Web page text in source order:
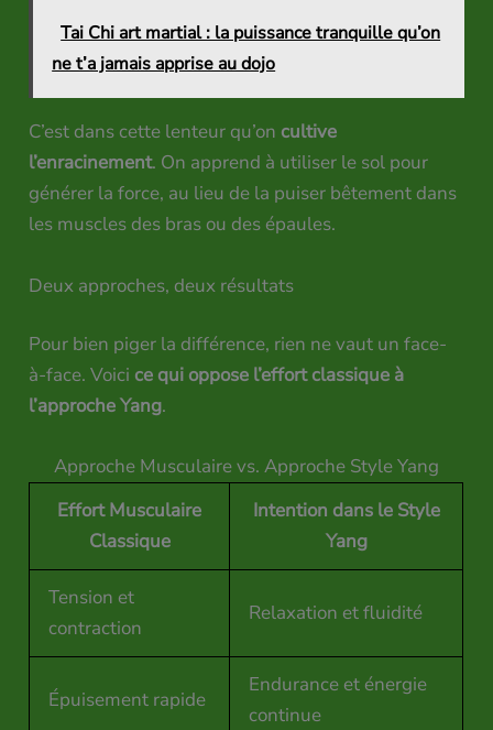
Tai Chi art martial : la puissance tranquille qu’on
ne t’a jamais apprise au dojo
C’est dans cette lenteur qu’on cultive
l’enracinement. On apprend à utiliser le sol pour
générer la force, au lieu de la puiser bêtement dans
les muscles des bras ou des épaules.
Deux approches, deux résultats
Pour bien piger la différence, rien ne vaut un face-
à-face. Voici ce qui oppose l’effort classique à
l’approche Yang.
Approche Musculaire vs. Approche Style Yang
Effort Musculaire
Classique
Intention dans le Style
Yang
Tension et
contraction
Relaxation et fluidité
Épuisement rapide
Endurance et énergie
continue